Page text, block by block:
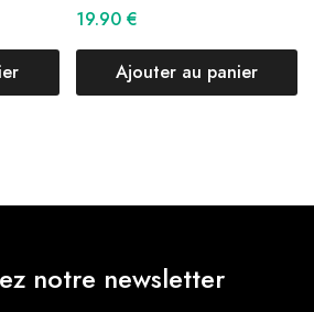
19.90 €
Ajouter au panier
notre newsletter